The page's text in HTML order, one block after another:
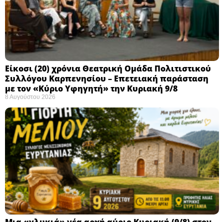
Eίκοσι (20) χρόνια Θεατρική Ομάδα Πολιτιστικού
Συλλόγου Καρπενησίου – Επετειακή παράσταση
με τον «Κύριο Υφηγητή» την Κυριακή 9/8
8 Αυγούστου 2026